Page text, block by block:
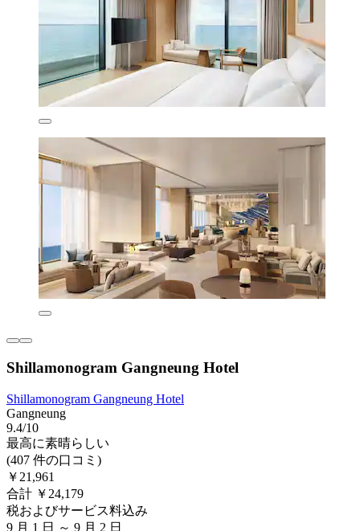
Shillamonogram Gangneung Hotel
Shillamonogram Gangneung Hotel
Gangneung
9.4/10
最高に素晴らしい
(407 件の口コミ)
￥21,961
合計 ￥24,179
税およびサービス料込み
9 月 1 日 ～ 9 月 2 日